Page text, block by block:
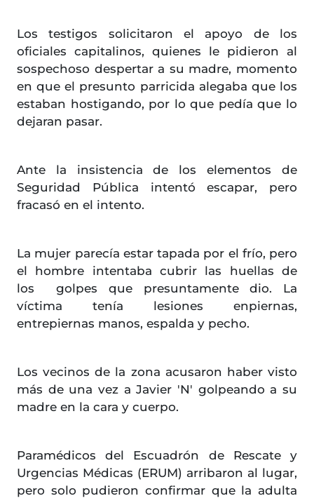
Los testigos solicitaron el apoyo de los
oficiales capitalinos, quienes le pidieron al
sospechoso despertar a su madre, momento
en que el presunto parricida alegaba que los
estaban hostigando, por lo que pedía que lo
dejaran pasar.
Ante la insistencia de los elementos de
Seguridad Pública intentó escapar, pero
fracasó en el intento.
La mujer parecía estar tapada por el frío, pero
el hombre intentaba cubrir las huellas de
los golpes que presuntamente dio. La
víctima tenía lesiones enpiernas,
entrepiernas manos, espalda y pecho.
Los vecinos de la zona acusaron haber visto
más de una vez a Javier 'N' golpeando a su
madre en la cara y cuerpo.
Paramédicos del Escuadrón de Rescate y
Urgencias Médicas (ERUM) arribaron al lugar,
pero solo pudieron confirmar que la adulta